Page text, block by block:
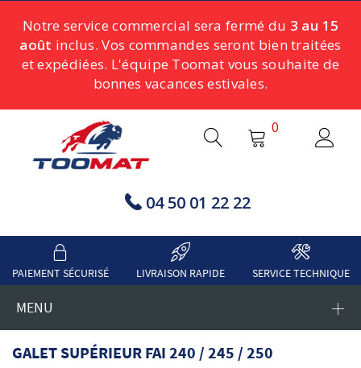
Notre service commercial sera fermé du 3 au 15
août inclus. Vos commandes seront bien traitées
et expédiées. L'équipe Toomat vous souhaite de
bonnes vacances estivales.
04 50 01 22 22
0
PAIEMENT SÉCURISÉ LIVRAISON RAPIDE SERVICE TECHNIQUE
MENU
GALET SUPÉRIEUR FAI 240 / 245 / 250